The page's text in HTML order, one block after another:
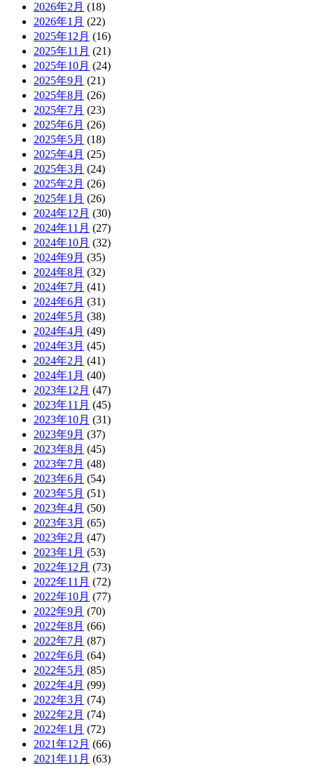
2026年2月 (18)
2026年1月 (22)
2025年12月 (16)
2025年11月 (21)
2025年10月 (24)
2025年9月 (21)
2025年8月 (26)
2025年7月 (23)
2025年6月 (26)
2025年5月 (18)
2025年4月 (25)
2025年3月 (24)
2025年2月 (26)
2025年1月 (26)
2024年12月 (30)
2024年11月 (27)
2024年10月 (32)
2024年9月 (35)
2024年8月 (32)
2024年7月 (41)
2024年6月 (31)
2024年5月 (38)
2024年4月 (49)
2024年3月 (45)
2024年2月 (41)
2024年1月 (40)
2023年12月 (47)
2023年11月 (45)
2023年10月 (31)
2023年9月 (37)
2023年8月 (45)
2023年7月 (48)
2023年6月 (54)
2023年5月 (51)
2023年4月 (50)
2023年3月 (65)
2023年2月 (47)
2023年1月 (53)
2022年12月 (73)
2022年11月 (72)
2022年10月 (77)
2022年9月 (70)
2022年8月 (66)
2022年7月 (87)
2022年6月 (64)
2022年5月 (85)
2022年4月 (99)
2022年3月 (74)
2022年2月 (74)
2022年1月 (72)
2021年12月 (66)
2021年11月 (63)